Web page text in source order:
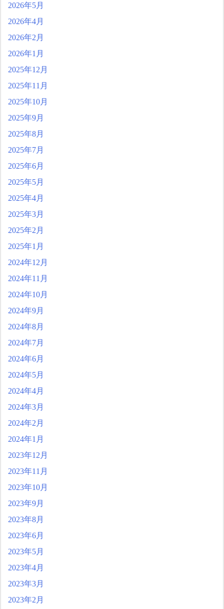
2026年5月
2026年4月
2026年2月
2026年1月
2025年12月
2025年11月
2025年10月
2025年9月
2025年8月
2025年7月
2025年6月
2025年5月
2025年4月
2025年3月
2025年2月
2025年1月
2024年12月
2024年11月
2024年10月
2024年9月
2024年8月
2024年7月
2024年6月
2024年5月
2024年4月
2024年3月
2024年2月
2024年1月
2023年12月
2023年11月
2023年10月
2023年9月
2023年8月
2023年6月
2023年5月
2023年4月
2023年3月
2023年2月